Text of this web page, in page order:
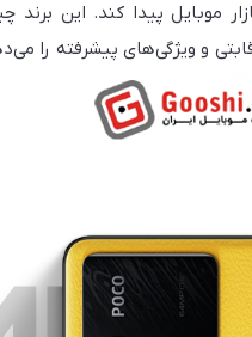
و ویژگی‌های پیشرفته را
و دوربین‌های با کیفیت بالا